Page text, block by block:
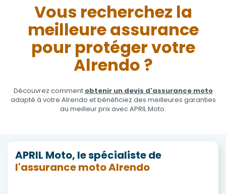
Vous recherchez la
meilleure assurance
pour protéger votre
Alrendo ?
Découvrez comment obtenir un devis d'assurance moto
adapté à votre Alrendo et bénéficiez des meilleures garanties
au meilleur prix avec APRIL Moto.
APRIL Moto, le spécialiste de
l'assurance moto Alrendo